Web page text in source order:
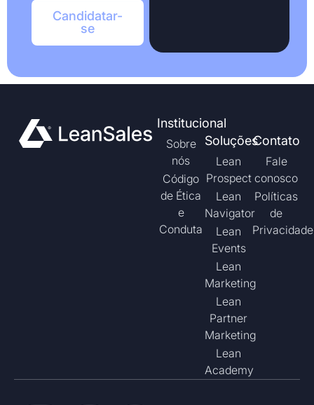
Candidatar-
se
Institucional
Sobre
nós
Código
de Ética
e
Conduta
Soluções
Lean
Prospect
Lean
Navigator
Lean
Events
Lean
Marketing
Lean
Partner
Marketing
Lean
Academy
Contato
Fale
conosco
Políticas
de
Privacidade